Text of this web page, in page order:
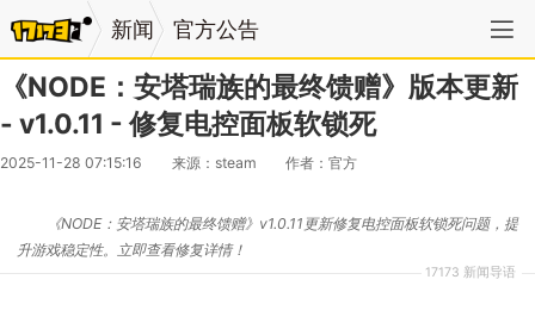
新闻 官方公告
《NODE：安塔瑞族的最终馈赠》版本更新
- v1.0.11 - 修复电控面板软锁死
2025-11-28 07:15:16 来源：steam 作者：官方
17173 新闻导语
《NODE：安塔瑞族的最终馈赠》v1.0.11更新修复电控面板软锁死问题，提
升游戏稳定性。立即查看修复详情！